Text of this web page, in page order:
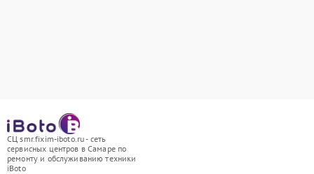
СЦ smr.fixim-iboto.ru - сеть
сервисных центров в Самаре по
ремонту и обслуживанию техники
iBoto